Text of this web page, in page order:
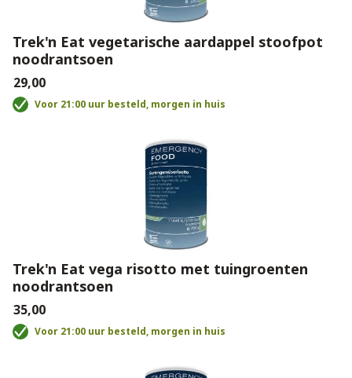
Trek'n Eat vegetarische aardappel stoofpot
noodrantsoen
€29,00
Voor 21:00 uur besteld, morgen in huis
Trek'n Eat vega risotto met tuingroenten
noodrantsoen
€35,00
Voor 21:00 uur besteld, morgen in huis